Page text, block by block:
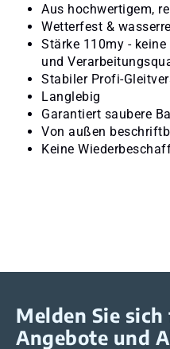
Aus hochwertigem,
Wetterfest &
Stärke 110my -
und
Stabiler Profi-
Langlebig
Garantiert saubere
Von außen
Keine
Melden Sie
Angebote und